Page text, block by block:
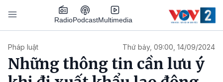
Nhảy đến nội dung
RadioPodcastMultimedia
Pháp luật Thứ bảy, 09:00, 14/09/2024
Những thông tin cần lưu ý